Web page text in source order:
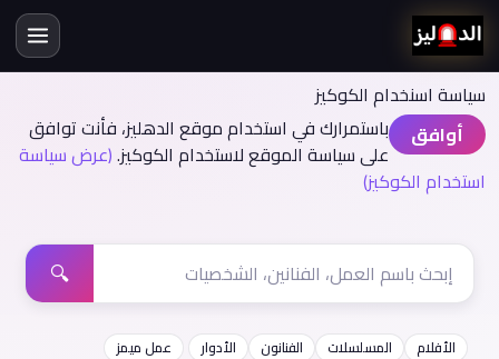
سياسة اسنخدام الكوكيز
أوافق
باستمرارك في استخدام موقع الدهليز، فأنت توافق
على سياسة الموقع لاستخدام الكوكيز.(عرض سياسة
استخدام الكوكيز)
🔍
الأفلام المسلسلات الفنانون الأدوار
عمل ميمز